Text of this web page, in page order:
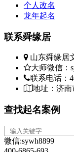
个人改名
龙年起名
联系舜缘居
山东舜缘居
大师微信：
联系电话：
地址：济
查找起名案例
微信:sywh8899